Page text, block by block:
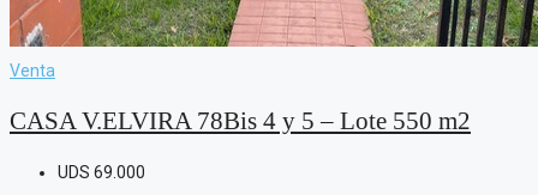
Venta
CASA V.ELVIRA 78Bis 4 y 5 – Lote 550 m2
UDS 69.000